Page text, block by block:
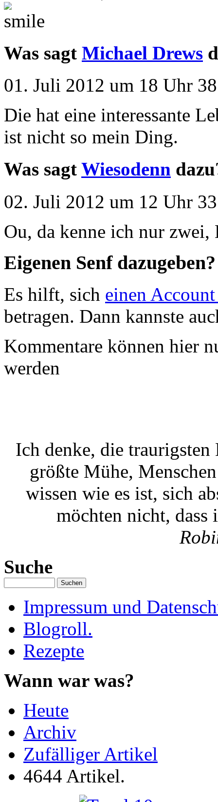
Was sagt Michael Drews
01. Juli 2012 um 18 Uhr
Die hat eine interessante
ist nicht so mein Ding.
Was sagt Wiesodenn
02. Juli 2012 um 12 Uhr
Ou, da kenne ich nur zwei,
Eigenen Senf dazugeben?
Es hilft, sich einen
betragen. Dann kannste
Kommentare können hier
werden
Ich denke, die traurigsten
größte Mühe,
wissen wie es ist, sich
möchten nicht, dass
Suche
Impressum und
Blogroll.
Rezepte
Wann war was?
Heute
Archiv
Zufälliger Artikel
4644 Artikel.